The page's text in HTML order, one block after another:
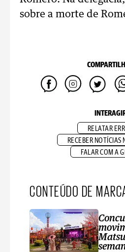
sobre a morte de
RELATAR
RECEBER NOTÍCIAS
FALAR COM A
CONTEÚDO DE